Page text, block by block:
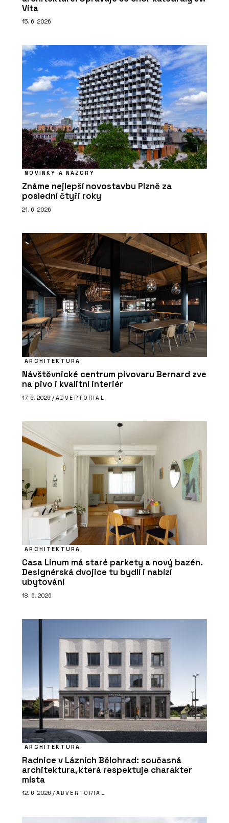
Víta
15. 6. 2026
NOVINKY A NÁZORY
Známe nejlepší novostavbu Plzně za
poslední čtyři roky
21. 6. 2026
ARCHITEKTURA
Návštěvnické centrum pivovaru Bernard zve
na pivo i kvalitní interiér
17. 6. 2026 / ADVERTORIAL
ARCHITEKTURA
Casa Linum má staré parkety a nový bazén.
Designérská dvojice tu bydlí i nabízí
ubytování
18. 6. 2026
ARCHITEKTURA
Radnice v Lázních Bělohrad: současná
architektura, která respektuje charakter
místa
12. 6. 2026 / ADVERTORIAL